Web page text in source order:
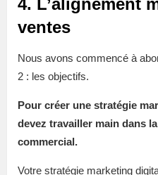
4. L’alignement
ventes
Nous avons commencé à
2 : les objectifs.
Pour créer une stratégie
devez travailler main dans
commercial.
Votre stratégie marketing